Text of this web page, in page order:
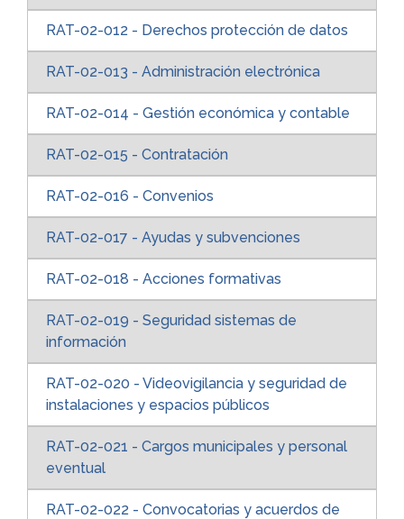
RAT-02-012 - Derechos protección de datos
RAT-02-013 - Administración electrónica
RAT-02-014 - Gestión económica y contable
RAT-02-015 - Contratación
RAT-02-016 - Convenios
RAT-02-017 - Ayudas y subvenciones
RAT-02-018 - Acciones formativas
RAT-02-019 - Seguridad sistemas de
información
RAT-02-020 - Videovigilancia y seguridad de
instalaciones y espacios públicos
RAT-02-021 - Cargos municipales y personal
eventual
RAT-02-022 - Convocatorias y acuerdos de